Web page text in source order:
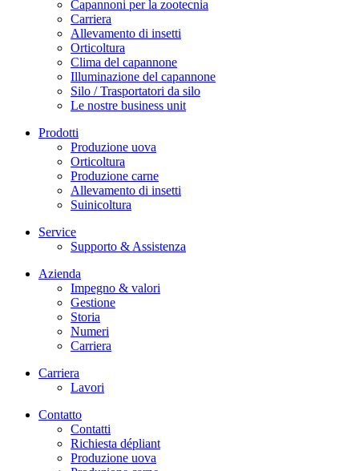
Capannoni per la zootecnia
Carriera
Allevamento di insetti
Orticoltura
Clima del capannone
Illuminazione del capannone
Silo / Trasportatori da silo
Le nostre business unit
Prodotti
Produzione uova
Orticoltura
Produzione carne
Allevamento di insetti
Suinicoltura
Service
Supporto & Assistenza
Azienda
Impegno & valori
Gestione
Storia
Numeri
Carriera
Carriera
Lavori
Contatto
Contatti
Richiesta dépliant
Produzione uova